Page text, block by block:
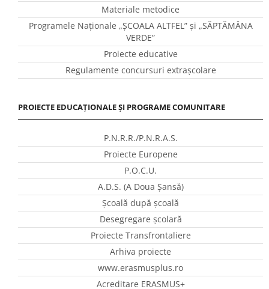
Materiale metodice
Programele Naţionale „ŞCOALA ALTFEL” și „SĂPTĂMÂNA
VERDE”
Proiecte educative
Regulamente concursuri extraşcolare
PROIECTE EDUCAȚIONALE ȘI PROGRAME COMUNITARE
P.N.R.R./P.N.R.A.S.
Proiecte Europene
P.O.C.U.
A.D.S. (A Doua Șansă)
Școală după școală
Desegregare școlară
Proiecte Transfrontaliere
Arhiva proiecte
www.erasmusplus.ro
Acreditare ERASMUS+